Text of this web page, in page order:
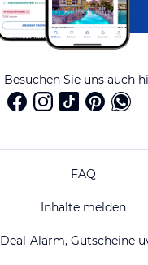
Besuchen Sie uns auch
FAQ
Inhalte melden
Deal-Alarm, Gutscheine